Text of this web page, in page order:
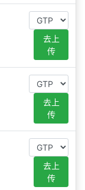
去上
传
去上
传
去上
传